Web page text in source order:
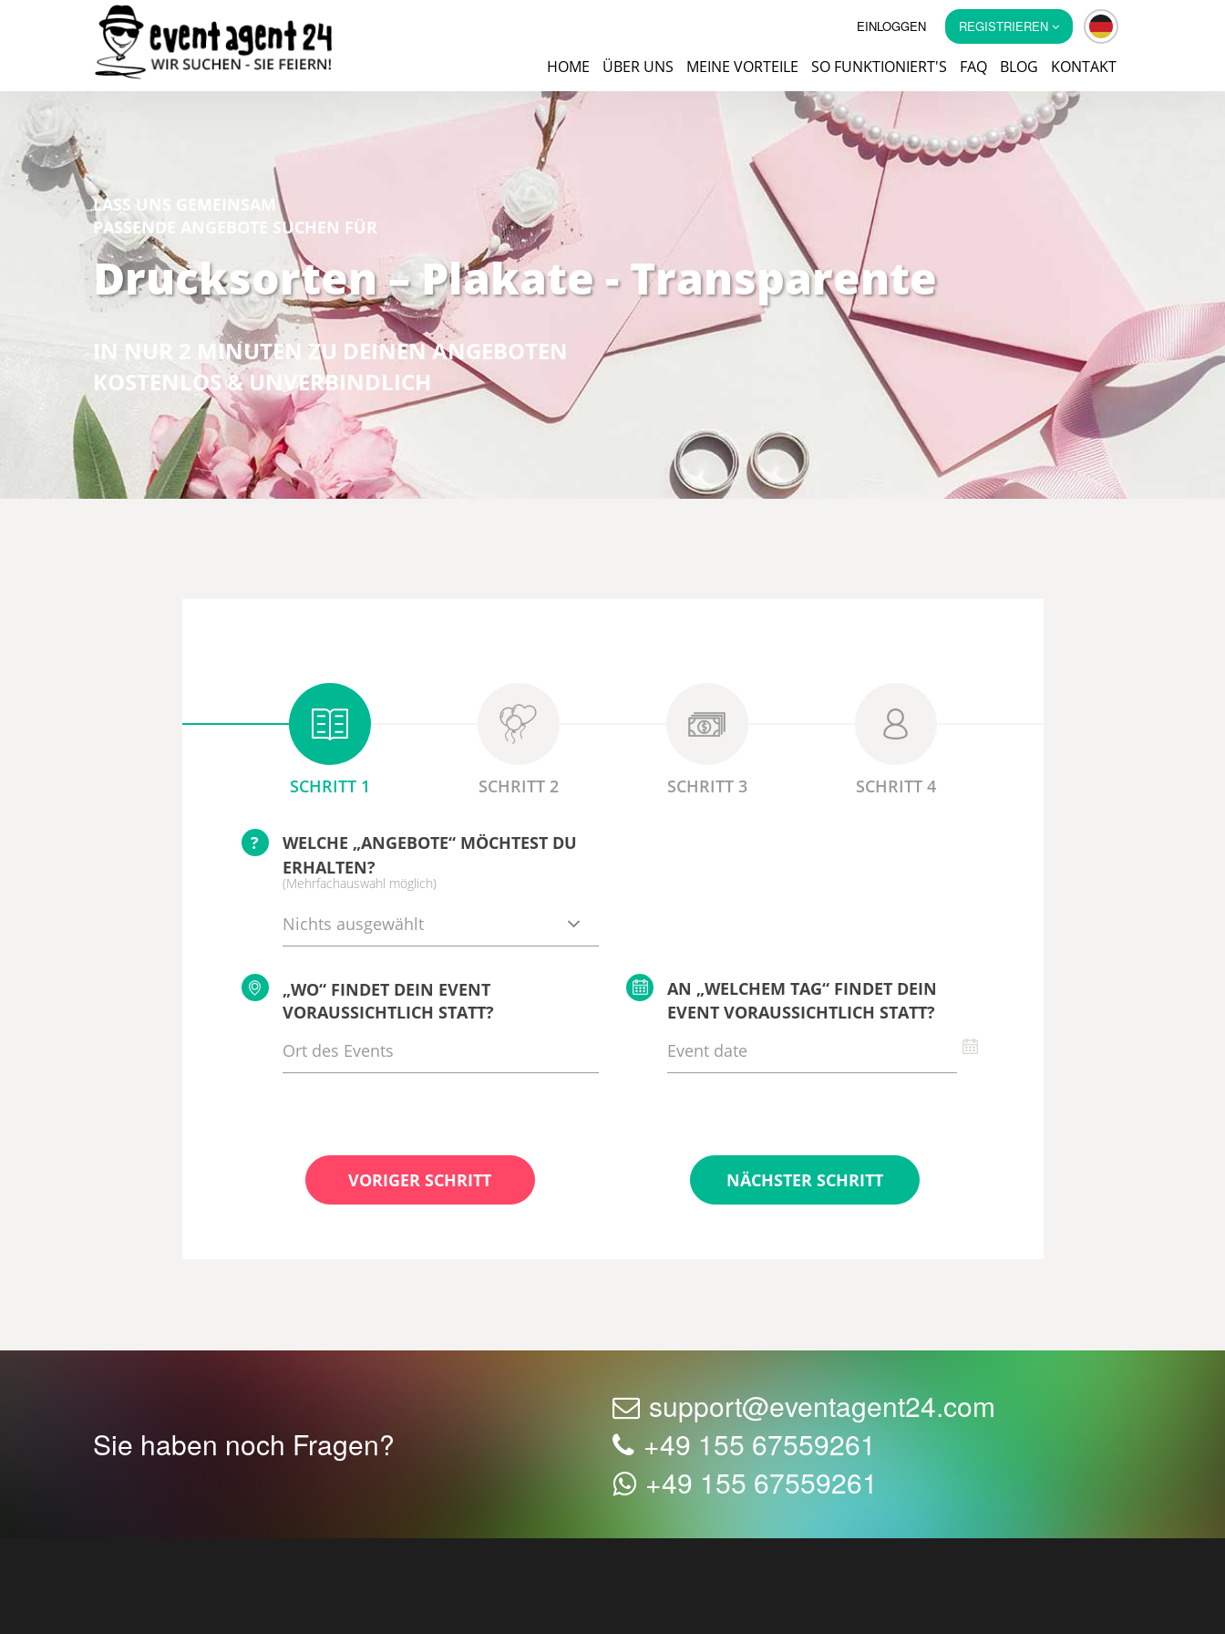
EINLOGGEN REGISTRIEREN
HOME ÜBER UNS MEINE VORTEILE SO FUNKTIONIERT'S FAQ BLOG KONTAKT
LASS UNS GEMEINSAM
PASSENDE ANGEBOTE SUCHEN FÜR
Drucksorten – Plakate - Transparente
IN NUR 2 MINUTEN ZU DEINEN ANGEBOTEN
KOSTENLOS & UNVERBINDLICH
SCHRITT 1 SCHRITT 2 SCHRITT 3 SCHRITT 4
?
WELCHE „ANGEBOTE“ MÖCHTEST DU
ERHALTEN?
(Mehrfachauswahl möglich)
Nichts ausgewählt
„WO“ FINDET DEIN EVENT
VORAUSSICHTLICH STATT?
AN „WELCHEM TAG“ FINDET DEIN
EVENT VORAUSSICHTLICH STATT?
VORIGER SCHRITT NÄCHSTER SCHRITT
Sie haben noch Fragen?
support@eventagent24.com
+49 155 67559261
+49 155 67559261